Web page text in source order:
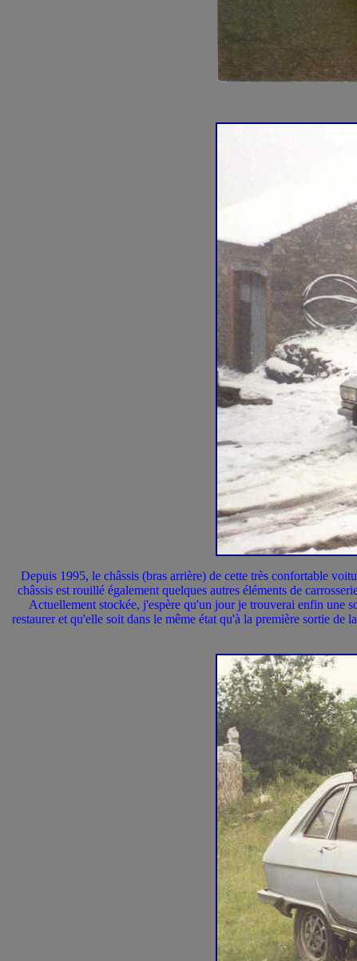
Depuis 1995, le châssis (bras arrière) de cette très confortable
châssis est rouillé également quelques autres éléments de
Actuellement stockée, j'espère qu'un jour je trouverai enfin une
restaurer et qu'elle soit dans le même état qu'à la première sortie